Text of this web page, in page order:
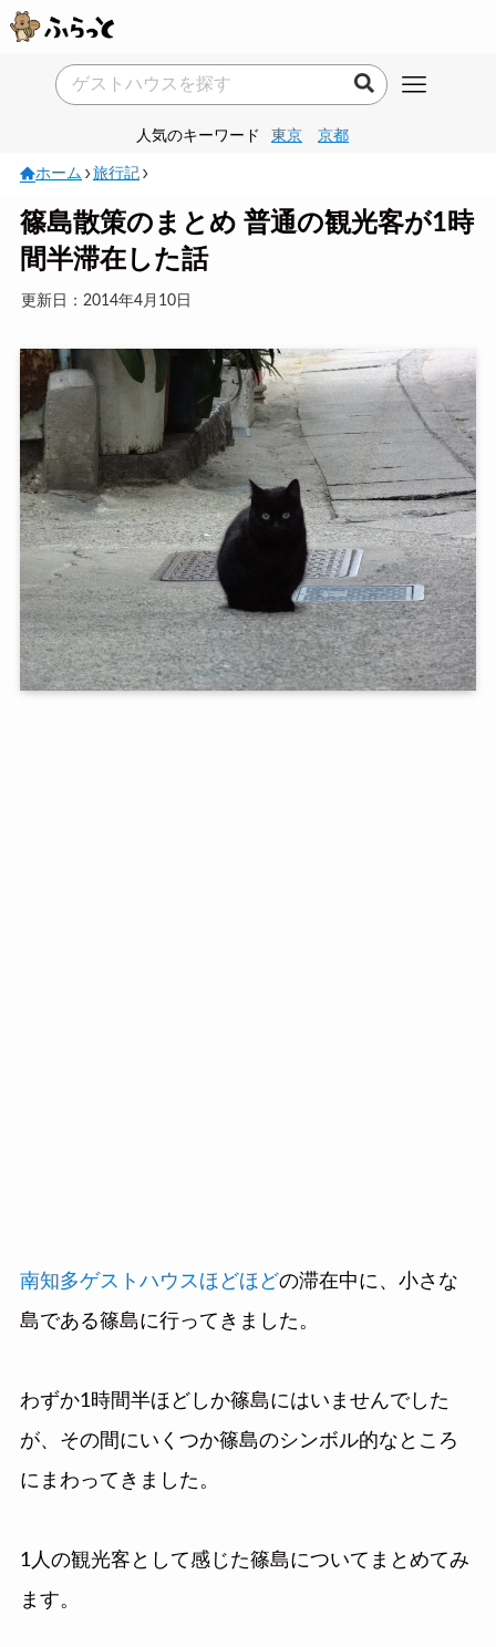
人気のキーワード 東京 京都
ホーム 旅行記
篠島散策のまとめ 普通の観光客が1時
間半滞在した話
更新日：2014年4月10日
南知多ゲストハウスほどほどの滞在中に、小さな
島である篠島に行ってきました。
わずか1時間半ほどしか篠島にはいませんでした
が、その間にいくつか篠島のシンボル的なところ
にまわってきました。
1人の観光客として感じた篠島についてまとめてみ
ます。